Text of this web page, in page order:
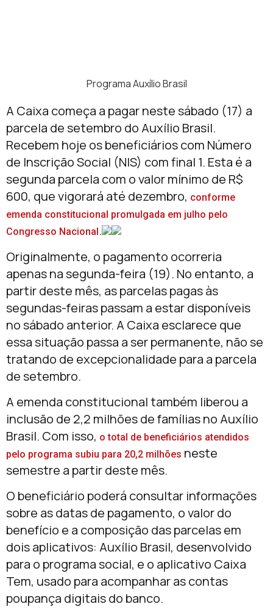
Programa Auxílio Brasil
A Caixa começa a pagar neste sábado (17) a
parcela de setembro do Auxílio Brasil.
Recebem hoje os beneficiários com Número
de Inscrição Social (NIS) com final 1. Esta é a
segunda parcela com o valor mínimo de R$
600, que vigorará até dezembro, conforme
emenda constitucional promulgada em julho pelo
Congresso Nacional.
Originalmente, o pagamento ocorreria
apenas na segunda-feira (19). No entanto, a
partir deste mês, as parcelas pagas às
segundas-feiras passam a estar disponíveis
no sábado anterior. A Caixa esclarece que
essa situação passa a ser permanente, não se
tratando de excepcionalidade para a parcela
de setembro.
A emenda constitucional também liberou a
inclusão de 2,2 milhões de famílias no Auxílio
Brasil. Com isso, o total de beneficiários atendidos
pelo programa subiu para 20,2 milhões neste
semestre a partir deste mês.
O beneficiário poderá consultar informações
sobre as datas de pagamento, o valor do
benefício e a composição das parcelas em
dois aplicativos: Auxílio Brasil, desenvolvido
para o programa social, e o aplicativo Caixa
Tem, usado para acompanhar as contas
poupança digitais do banco.